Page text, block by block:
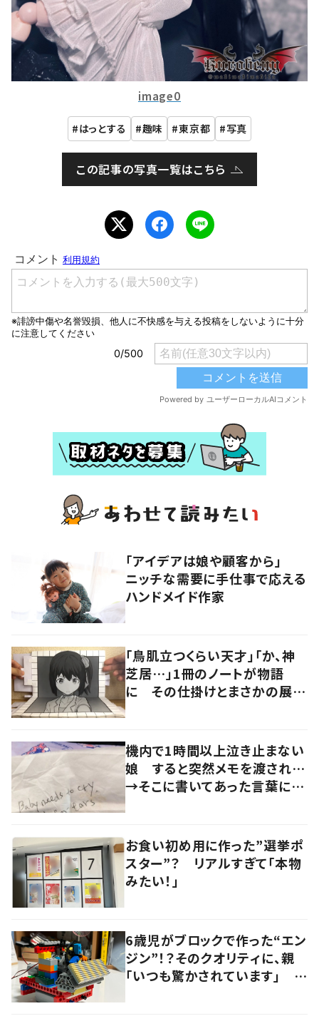
image0
はっとする 趣味 東京都 写真
この記事の写真一覧はこちら
「アイデアは娘や顧客から」
ニッチな需要に手仕事で応える
ハンドメイド作家
「鳥肌立つくらい天才」「か、神
芝居…」1冊のノートが物語
に その仕掛けとまさかの展開
機内で1時間以上泣き止まない
娘 すると突然メモを渡され…
→そこに書いてあった言葉に
お食い初め用に作った”選挙ポ
スター”？ リアルすぎて「本物
みたい！」
6歳児がブロックで作った“エン
ジン”！？そのクオリティに、親
「いつも驚かされています」 作